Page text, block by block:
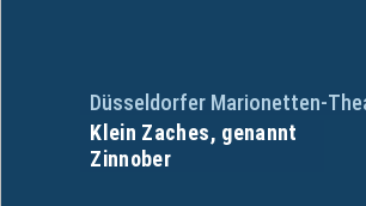
Düsseldorfer Marionetten-
Klein Zaches, genannt
Zinnober